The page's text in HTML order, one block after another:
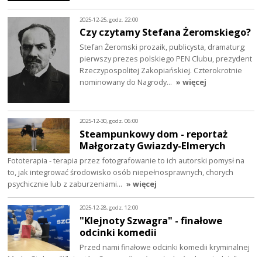
2025-12-25, godz. 22:00
Czy czytamy Stefana Żeromskiego?
Stefan Żeromski prozaik, publicysta, dramaturg;
pierwszy prezes polskiego PEN Clubu, prezydent
Rzeczypospolitej Zakopiańskiej. Czterokrotnie
nominowany do Nagrody… » więcej
2025-12-30, godz. 06:00
Steampunkowy dom - reportaż
Małgorzaty Gwiazdy-Elmerych
Fototerapia - terapia przez fotografowanie to ich autorski pomysł na
to, jak integrować środowisko osób niepełnosprawnych, chorych
psychicznie lub z zaburzeniami… » więcej
2025-12-28, godz. 12:00
"Klejnoty Szwagra" - finałowe
odcinki komedii
Przed nami finałowe odcinki komedii kryminalnej